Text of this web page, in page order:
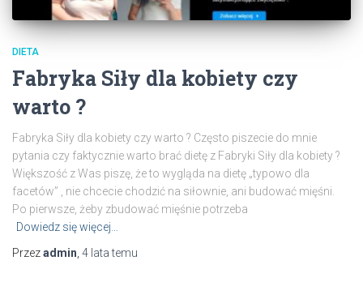
DIETA
Fabryka Siły dla kobiety czy
warto ?
Fabryka Siły dla kobiety czy warto ? Często piszecie do mnie
pytania czy faktycznie warto brać dietę z Fabryki Siły dla kobiety ?
Większość z Was piszę, że to wygląda na dietę „typowo dla
facetów” , nie chcecie chodzić na siłownie, ani budować mięśni.
Po pierwsze, żeby zbudować mięśnie potrzeba
Dowiedz się więcej…
Przezadmin, 4 latatemu